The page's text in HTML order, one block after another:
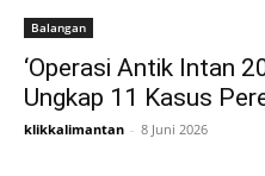
Balangan
‘Operasi Antik Intan
Ungkap 11 Kasus
klikkalimantan - 8 Juni 2026